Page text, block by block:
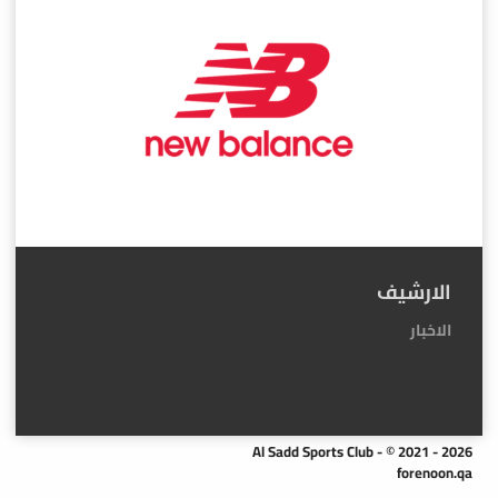
الارشيف
الاخبار
Al Sadd Sports Club - © 2021 - 2026
forenoon.qa